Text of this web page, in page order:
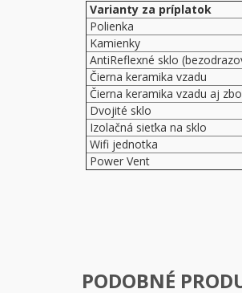
Varianty za príplatok
Polienka
Kamienky
AntiReflexné sklo
Čierna keramika vzadu
Čierna keramika vzadu aj
Dvojité sklo
Izolačná sieťka na sklo
Wifi jednotka
Power Vent
PODOBNÉ